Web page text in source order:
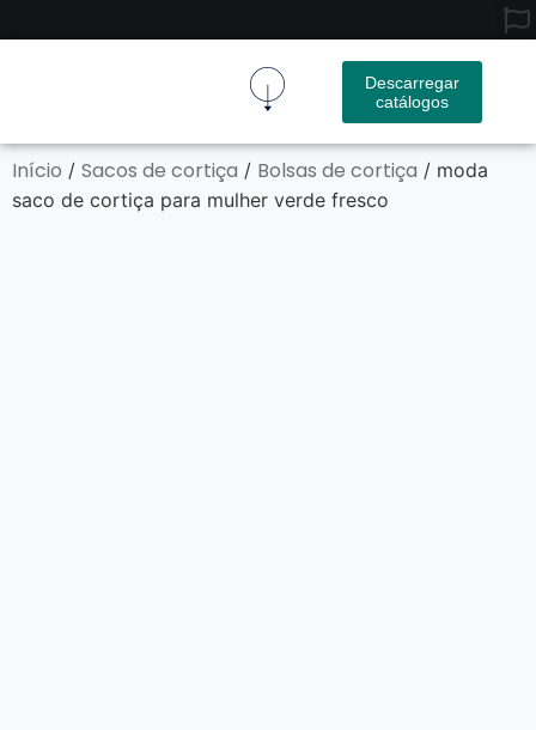
Descarregar
catálogos
Início / Sacos de cortiça / Bolsas de cortiça / moda
saco de cortiça para mulher verde fresco